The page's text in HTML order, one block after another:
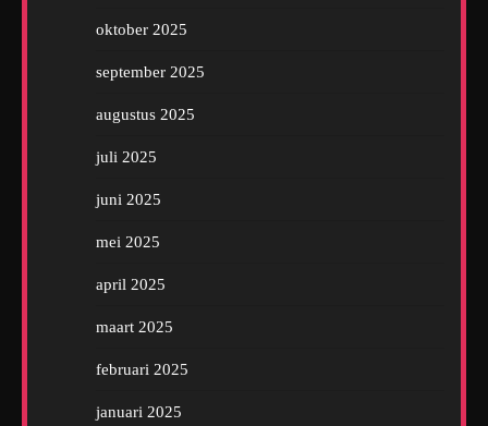
oktober 2025
september 2025
augustus 2025
juli 2025
juni 2025
mei 2025
april 2025
maart 2025
februari 2025
januari 2025